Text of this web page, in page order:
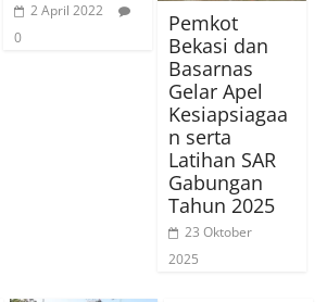
2 April 2022
0
Pemkot
Bekasi dan
Basarnas
Gelar Apel
Kesiapsiagaa
n serta
Latihan SAR
Gabungan
Tahun 2025
23 Oktober
2025